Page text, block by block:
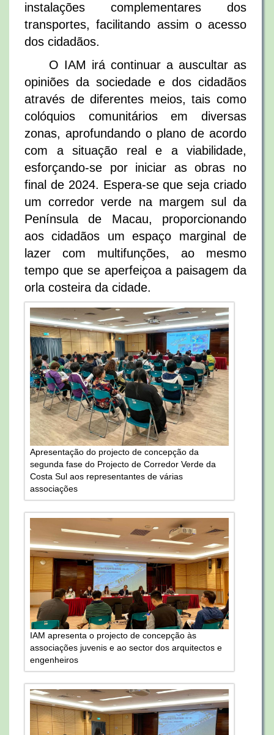
instalações complementares dos
transportes, facilitando assim o acesso
dos cidadãos.
O IAM irá continuar a auscultar as
opiniões da sociedade e dos cidadãos
através de diferentes meios, tais como
colóquios comunitários em diversas
zonas, aprofundando o plano de acordo
com a situação real e a viabilidade,
esforçando-se por iniciar as obras no
final de 2024. Espera-se que seja criado
um corredor verde na margem sul da
Península de Macau, proporcionando
aos cidadãos um espaço marginal de
lazer com multifunções, ao mesmo
tempo que se aperfeiçoa a paisagem da
orla costeira da cidade.
Apresentação do projecto de concepção da
segunda fase do Projecto de Corredor Verde da
Costa Sul aos representantes de várias
associações
IAM apresenta o projecto de concepção às
associações juvenis e ao sector dos arquitectos e
engenheiros